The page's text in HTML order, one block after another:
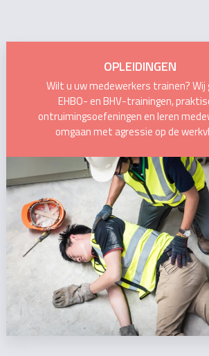
OPLEIDINGEN
Wilt u uw medewerkers trainen? Wij
EHBO- en BHV-trainingen,
ontruimingsoefeningen en leren
omgaan met agressie op de